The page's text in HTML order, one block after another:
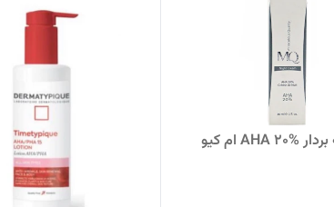
کرم شب لایه بردار AHA 20% ام کیو